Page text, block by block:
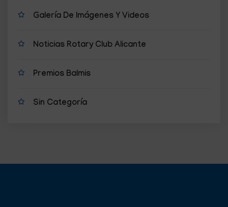
Galería De Imágenes Y Videos
Noticias Rotary Club Alicante
Premios Balmis
Sin Categoría